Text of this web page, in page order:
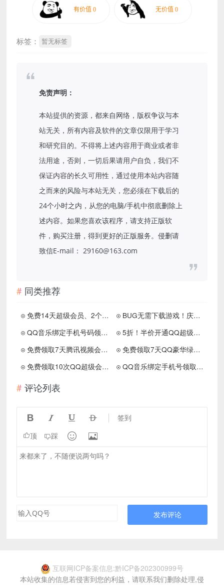
标签： 暂无标签
免责声明：
本站提供的资源，都来自网络，版权争议与本
站无关，所有内容及软件的文章仅限用于学习
和研究目的。不得将上述内容用于商业或者非
法用途，否则，一切后果请用户自负，我们不
保证内容的长久可用性，通过使用本站内容随
之而来的风险与本站无关，您必须在下载后的
24个小时之内，从您的电脑/手机中彻底删除上
述内容。如果您喜欢该程序，请支持正版软
件，购买注册，得到更好的正版服务。侵删请
致信E-mail： 29160@163.com
同类推荐
免费14天超级会员、2个月等级加速包等
BUG无需下载游戏！庆余年免费领Q币
QQ音乐绑定手机号码领取3天豪华绿钻
5折！半价开通QQ超级会员豪华黄钻
免费领取7天腾讯视频会员 亲测秒到账
免费领取7天QQ豪华绿钻和全民K歌会员
免费领取10次QQ超级会员 亲测26天数秒到
QQ音乐绑定手机号领取3天豪华绿钻
评论列表
    签到
顶 踩  
发布评论
互联网ICP备案信息:黔ICP备202300999号
本站收集的信息若侵害到您的利益，请联系我们删除处理,侵